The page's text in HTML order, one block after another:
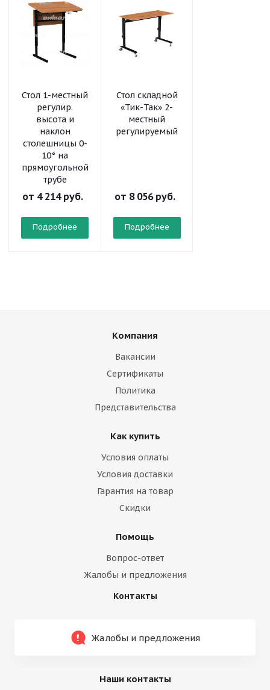
Стол 1-местный
регулир.
высота и
наклон
столешницы 0-
10° на
прямоугольной
трубе
от 4 214 руб.
Подробнее
Стол складной
«Тик-Так» 2-
местный
регулируемый
от 8 056 руб.
Подробнее
Компания
Вакансии
Сертификаты
Политика
Представительства
Как купить
Условия оплаты
Условия доставки
Гарантия на товар
Скидки
Помощь
Вопрос-ответ
Жалобы и предложения
Контакты
Жалобы и предложения
Наши контакты